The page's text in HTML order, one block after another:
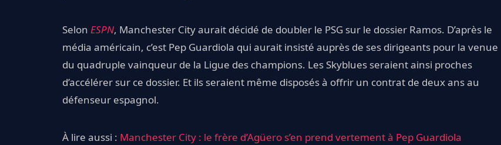
Selon ESPN, Manchester City aurait décidé de doubler le PSG sur le dossier Ramos. D’après le
média américain, c’est Pep Guardiola qui aurait insisté auprès de ses dirigeants pour la venue
du quadruple vainqueur de la Ligue des champions. Les Skyblues seraient ainsi proches
d’accélérer sur ce dossier. Et ils seraient même disposés à offrir un contrat de deux ans au
défenseur espagnol.
À lire aussi : Manchester City : le frère d’Agüero s’en prend vertement à Pep Guardiola